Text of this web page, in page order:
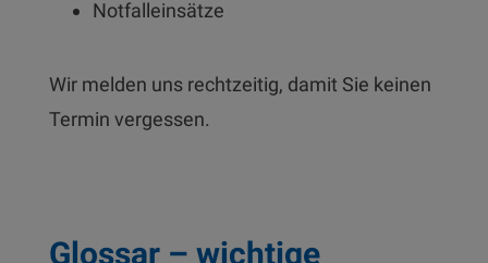
Notfalleinsätze
Wir melden uns rechtzeitig, damit Sie keinen
Termin vergessen.
Glossar – wichtige